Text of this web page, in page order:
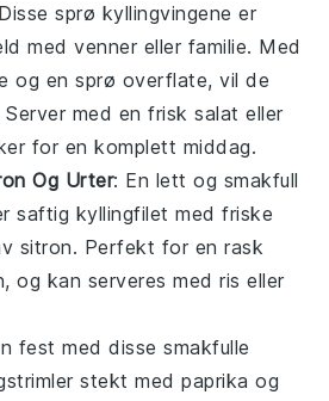
sprø kyllingvingene er
med venner eller familie. Med
og en sprø overflate, vil de
med en frisk salat eller
for en komplett middag.
Og Urter: En lett og smakfull
saftig kyllingfilet med friske
sitron. Perfekt for en rask
og kan serveres med ris eller
fest med disse smakfulle
stekt med paprika og